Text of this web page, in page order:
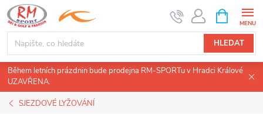
Přejít
na
obsah
HLEDAT
NÁKUPNÍ
KOŠÍK
Během letních prázdnin bude prodejna RM-SPORTu v Hradci Králové
UZAVŘENA.
SJEZDOVÉ LYŽOVÁNÍ